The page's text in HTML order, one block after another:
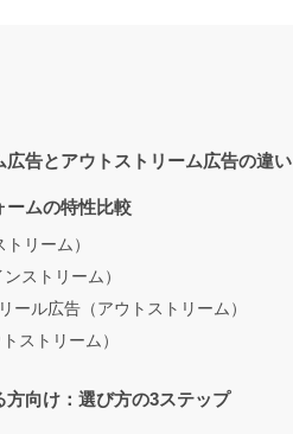
広告とアウトストリーム広告の違い
ームの特性比較
リーム）
ストリーム）
ール広告（アウトストリーム）
ストリーム）
方向け：選び方の3ステップ